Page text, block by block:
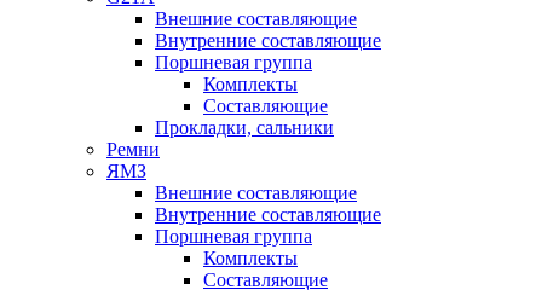
Внешние составляющие
Внутренние составляющие
Поршневая группа
Комплекты
Составляющие
Прокладки, сальники
Ремни
ЯМЗ
Внешние составляющие
Внутренние составляющие
Поршневая группа
Комплекты
Составляющие